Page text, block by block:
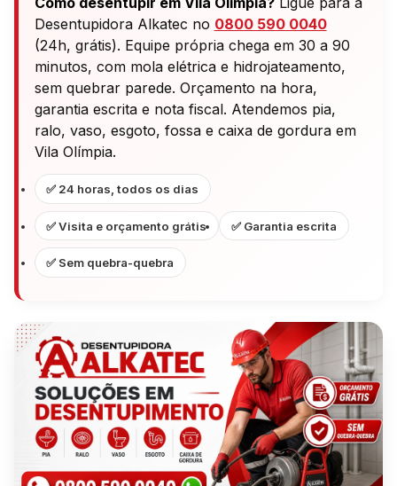
Desentupidora Alkatec no 0800 590 0040
(24h, grátis). Equipe própria chega em 30 a 90
minutos, com mola elétrica e hidrojateamento,
sem quebrar parede. Orçamento na hora,
garantia escrita e nota fiscal. Atendemos pia,
ralo, vaso, esgoto, fossa e caixa de gordura em
Vila Olímpia.
✅ 24 horas, todos os dias
✅ Visita e orçamento grátis ✅ Garantia escrita
✅ Sem quebra-quebra